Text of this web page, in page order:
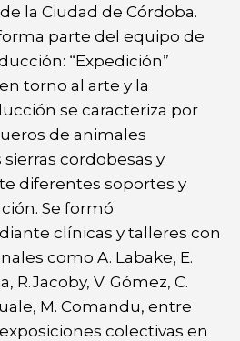
la Ciudad de Córdoba.
parte del equipo de
“Expedición”
torno al arte y la
se caracteriza por
de animales
cordobesas y
diferentes soportes y
Se formó
clínicas y talleres con
como A. Labake, E.
R.Jacoby, V. Gómez, C.
M. Comandu, entre
colectivas en